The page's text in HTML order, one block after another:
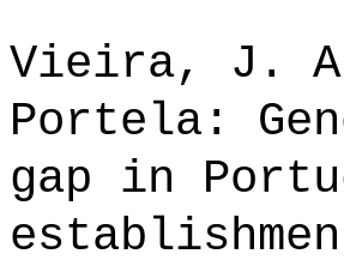
Vieira, J.
Portela:
gap in